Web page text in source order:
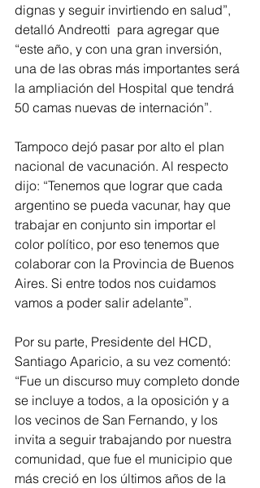
dignas y seguir invirtiendo en salud”,
detalló Andreotti  para agregar que
“este año, y con una gran inversión,
una de las obras más importantes será
la ampliación del Hospital que tendrá
50 camas nuevas de internación”.
Tampoco dejó pasar por alto el plan
nacional de vacunación. Al respecto
dijo: “Tenemos que lograr que cada
argentino se pueda vacunar, hay que
trabajar en conjunto sin importar el
color político, por eso tenemos que
colaborar con la Provincia de Buenos
Aires. Si entre todos nos cuidamos
vamos a poder salir adelante”.
Por su parte, Presidente del HCD,
Santiago Aparicio, a su vez comentó:
“Fue un discurso muy completo donde
se incluye a todos, a la oposición y a
los vecinos de San Fernando, y los
invita a seguir trabajando por nuestra
comunidad, que fue el municipio que
más creció en los últimos años de la